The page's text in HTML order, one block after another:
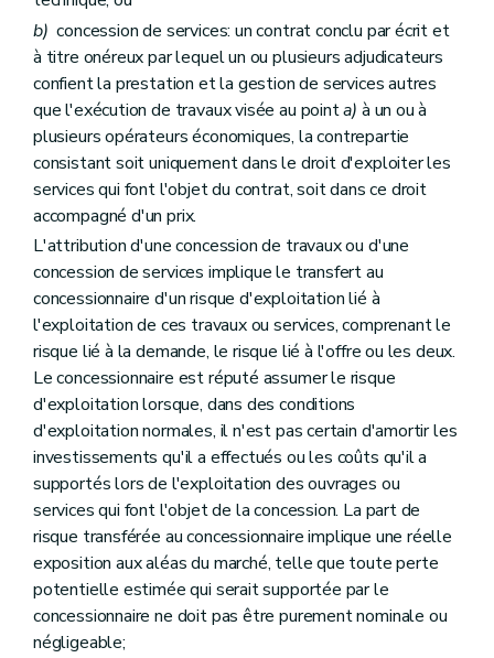
b) concession de services: un contrat conclu par écrit et
à titre onéreux par lequel un ou plusieurs adjudicateurs
confient la prestation et la gestion de services autres
que l'exécution de travaux visée au pointa) à un ou à
plusieurs opérateurs économiques, la contrepartie
consistant soit uniquement dans le droit d'exploiter les
services qui font l'objet du contrat, soit dans ce droit
accompagné d'un prix.
L'attribution d'une concession de travaux ou d'une
concession de services implique le transfert au
concessionnaire d'un risque d'exploitation lié à
l'exploitation de ces travaux ou services, comprenant le
risque lié à la demande, le risque lié à l'offre ou les deux.
Le concessionnaire est réputé assumer le risque
d'exploitation lorsque, dans des conditions
d'exploitation normales, il n'est pas certain d'amortir les
investissements qu'il a effectués ou les coûts qu'il a
supportés lors de l'exploitation des ouvrages ou
services qui font l'objet de la concession. La part de
risque transférée au concessionnaire implique une réelle
exposition aux aléas du marché, telle que toute perte
potentielle estimée qui serait supportée par le
concessionnaire ne doit pas être purement nominale ou
négligeable;